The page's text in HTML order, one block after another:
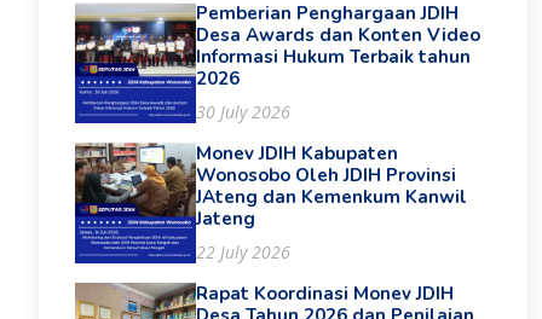
Pemberian Penghargaan JDIH
Desa Awards dan Konten Video
Informasi Hukum Terbaik tahun
2026
30 July 2026
Monev JDIH Kabupaten
Wonosobo Oleh JDIH Provinsi
JAteng dan Kemenkum Kanwil
Jateng
22 July 2026
Rapat Koordinasi Monev JDIH